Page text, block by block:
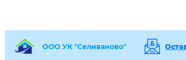
ООО УК "Селиваново"